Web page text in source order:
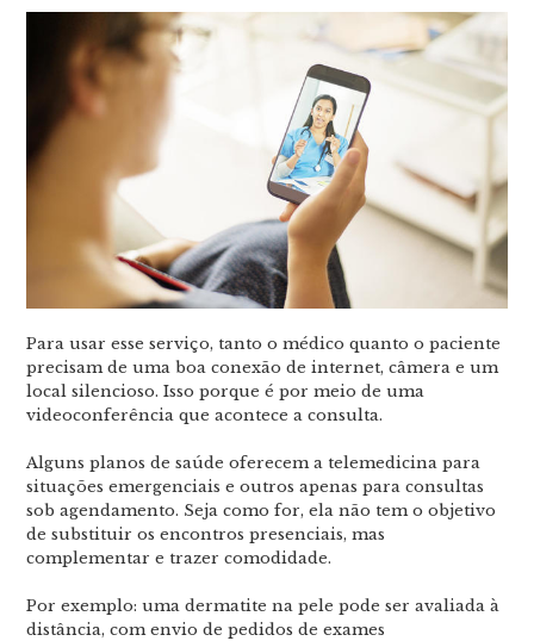
Para usar esse serviço, tanto o médico quanto o paciente
precisam de uma boa conexão de internet, câmera e um
local silencioso. Isso porque é por meio de uma
videoconferência que acontece a consulta.
Alguns planos de saúde oferecem a telemedicina para
situações emergenciais e outros apenas para consultas
sob agendamento. Seja como for, ela não tem o objetivo
de substituir os encontros presenciais, mas
complementar e trazer comodidade.
Por exemplo: uma dermatite na pele pode ser avaliada à
distância, com envio de pedidos de exames